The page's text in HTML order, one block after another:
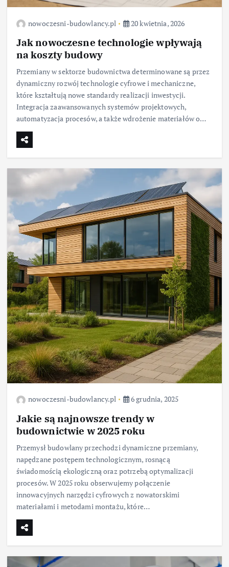
nowoczesni-budowlancy.pl 20 kwietnia, 2026
Jak nowoczesne technologie wpływają
na koszty budowy
Przemiany w sektorze budownictwa determinowane są przez
dynamiczny rozwój technologie cyfrowe i mechaniczne,
które kształtują nowe standardy realizacji inwestycji.
Integracja zaawansowanych systemów projektowych,
automatyzacja procesów, a także wdrożenie materiałów o…
nowoczesni-budowlancy.pl 6 grudnia, 2025
Jakie są najnowsze trendy w
budownictwie w 2025 roku
Przemysł budowlany przechodzi dynamiczne przemiany,
napędzane postępem technologicznym, rosnącą
świadomością ekologiczną oraz potrzebą optymalizacji
procesów. W 2025 roku obserwujemy połączenie
innowacyjnych narzędzi cyfrowych z nowatorskimi
materiałami i metodami montażu, które…